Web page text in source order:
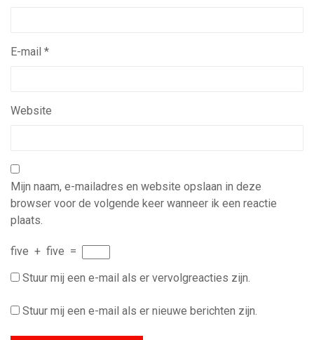
E-mail *
Website
Mijn naam, e-mailadres en website opslaan in deze
browser voor de volgende keer wanneer ik een reactie
plaats.
five + five =
Stuur mij een e-mail als er vervolgreacties zijn.
Stuur mij een e-mail als er nieuwe berichten zijn.